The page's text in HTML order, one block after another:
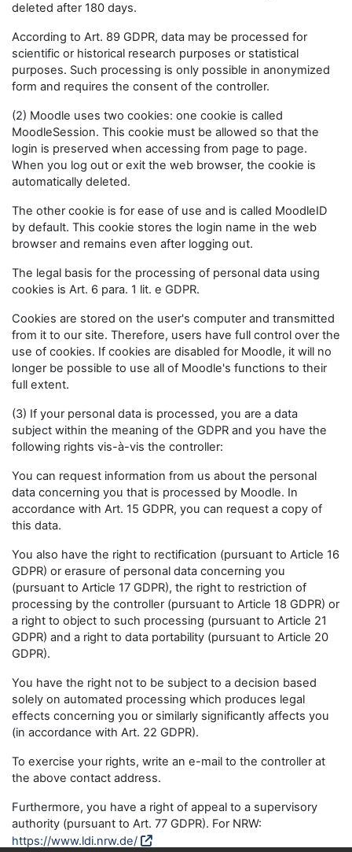
deleted after 180 days.
According to Art. 89 GDPR, data may be processed for
scientific or historical research purposes or statistical
purposes. Such processing is only possible in anonymized
form and requires the consent of the controller.
(2) Moodle uses two cookies: one cookie is called
MoodleSession. This cookie must be allowed so that the
login is preserved when accessing from page to page.
When you log out or exit the web browser, the cookie is
automatically deleted.
The other cookie is for ease of use and is called MoodleID
by default. This cookie stores the login name in the web
browser and remains even after logging out.
The legal basis for the processing of personal data using
cookies is Art. 6 para. 1 lit. e GDPR.
Cookies are stored on the user's computer and transmitted
from it to our site. Therefore, users have full control over the
use of cookies. If cookies are disabled for Moodle, it will no
longer be possible to use all of Moodle's functions to their
full extent.
(3) If your personal data is processed, you are a data
subject within the meaning of the GDPR and you have the
following rights vis-à-vis the controller:
You can request information from us about the personal
data concerning you that is processed by Moodle. In
accordance with Art. 15 GDPR, you can request a copy of
this data.
You also have the right to rectification (pursuant to Article 16
GDPR) or erasure of personal data concerning you
(pursuant to Article 17 GDPR), the right to restriction of
processing by the controller (pursuant to Article 18 GDPR) or
a right to object to such processing (pursuant to Article 21
GDPR) and a right to data portability (pursuant to Article 20
GDPR).
You have the right not to be subject to a decision based
solely on automated processing which produces legal
effects concerning you or similarly significantly affects you
(in accordance with Art. 22 GDPR).
To exercise your rights, write an e-mail to the controller at
the above contact address.
Furthermore, you have a right of appeal to a supervisory
authority (pursuant to Art. 77 GDPR). For NRW:
https://www.ldi.nrw.de/